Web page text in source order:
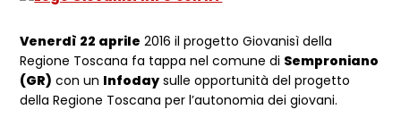
Venerdì 22 aprile 2016 il progetto Giovanisì della
Regione Toscana fa tappa nel comune di Semproniano
(GR) con un Infoday sulle opportunità del progetto
della Regione Toscana per l’autonomia dei giovani.